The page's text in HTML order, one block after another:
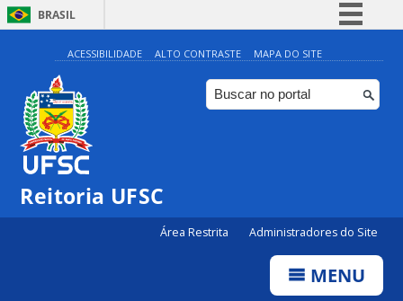
BRASIL
Simplifique!
Comunica BR
Participe
ACESSIBILIDADE ALTO CONTRASTE MAPA DO SITE
Reitoria UFSC
Área Restrita Administradores do Site
MENU